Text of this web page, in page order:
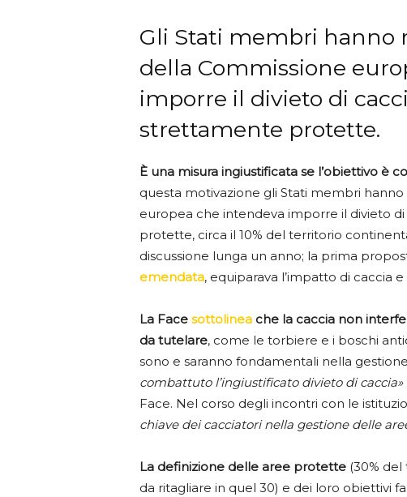
Gli Stati membri hanno
della Commissione
imporre il divieto di
strettamente protette.
È una misura ingiustificata se l’obiettivo è
questa motivazione gli Stati membri
europea che intendeva imporre il divieto
protette, circa il 10% del territorio
discussione lunga un anno; la prima
emendata, equiparava l’impatto di caccia
La Face sottolinea che la caccia non
da tutelare, come le torbiere e i boschi
sono e saranno fondamentali nella
combattuto l’ingiustificato divieto di caccia»
Face. Nel corso degli incontri con le
chiave dei cacciatori nella gestione delle
La definizione delle aree protette (30%
da ritagliare in quel 30) e dei loro obiettivi